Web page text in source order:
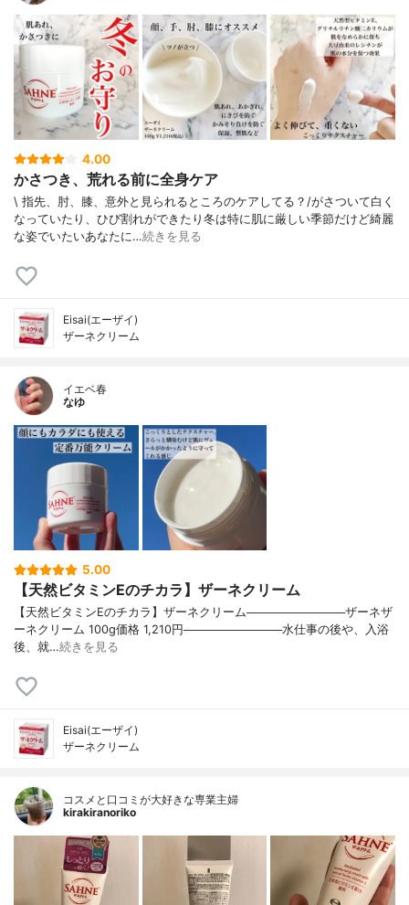
4.00
かさつき、荒れる前に全身ケア
\ 指先、肘、膝、意外と見られるところのケアしてる？/⁡⁡がさついて白く
なっていたり、ひび割れができたり冬は特に肌に厳しい季節⁡だけど綺麗
な姿でいたいあなたに⁡…続きを見る
Eisai(エーザイ)
ザーネクリーム
イエベ春
なゆ
5.00
【天然ビタミンEのチカラ】ザーネクリーム
【天然ビタミンEのチカラ】ザーネクリーム────────────ザーネザ
ーネクリーム 100g価格 1,210円────────────水仕事の後や、入浴
後、就…続きを見る
Eisai(エーザイ)
ザーネクリーム
コスメと口コミが大好きな専業主婦
kirakiranoriko